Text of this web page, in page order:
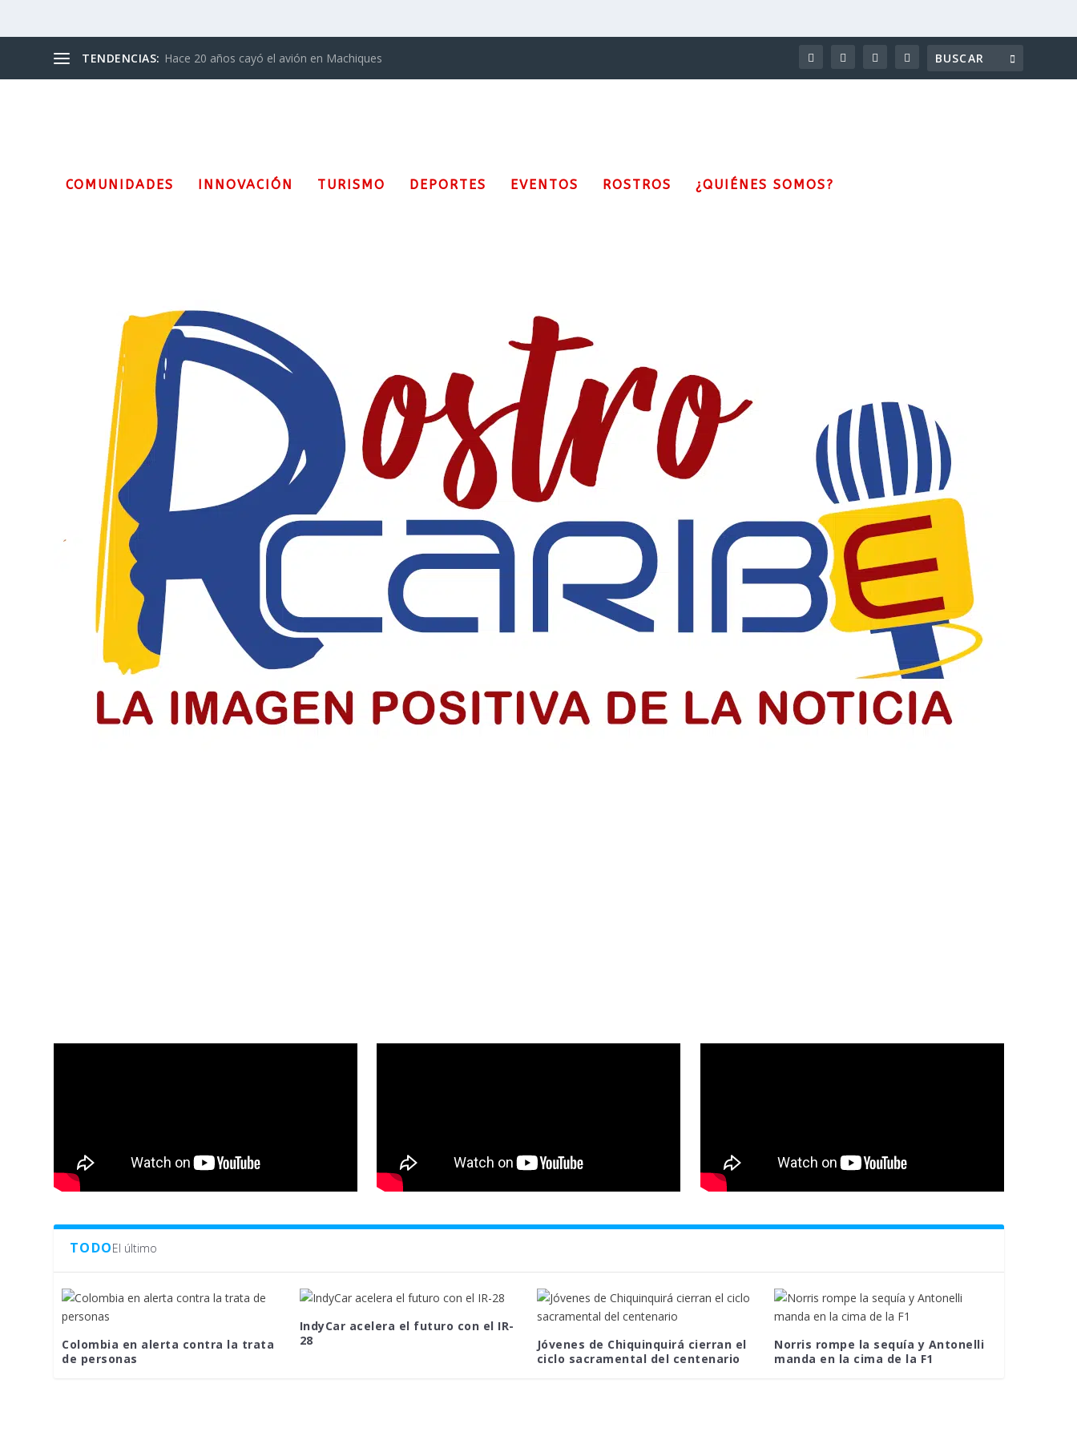
TENDENCIAS: Hace 20 años cayó el avión en Machiques
COMUNIDADES INNOVACIÓN TURISMO DEPORTES EVENTOS ROSTROS ¿QUIÉNES SOMOS?
Solicitan investigar a Viagogo y venta de entradas para el concierto de Ricardo Montaner en Barranquilla
Consumidores alertan sobre la compra de entradas en plataforma Viagogo para el concierto de Ricardo Montaner y piden investigar su venta en Barranquilla
LEER MÁS
La Batalla de Boyacá selló la independencia de Colombia
Colombia conmemora la Batalla de Boyacá, la gesta que consolidó su independencia y sigue inspirando a millones dentro y fuera del país
LEER MÁS
TODOEl último
Colombia en alerta contra la trata
de personas
IndyCar acelera el futuro con el IR-
28
Jóvenes de Chiquinquirá cierran el
ciclo sacramental del centenario
Norris rompe la sequía y Antonelli
manda en la cima de la F1